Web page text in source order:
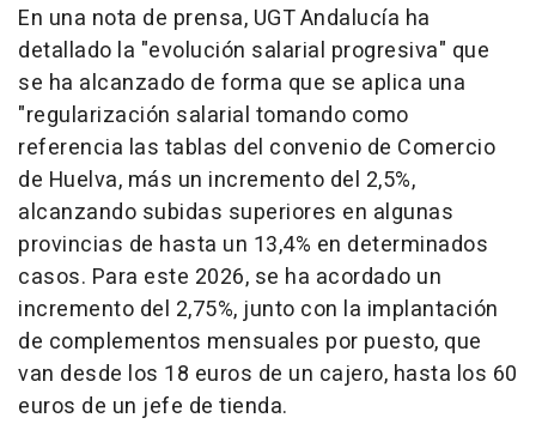
En una nota de prensa, UGT Andalucía ha
detallado la "evolución salarial progresiva" que
se ha alcanzado de forma que se aplica una
"regularización salarial tomando como
referencia las tablas del convenio de Comercio
de Huelva, más un incremento del 2,5%,
alcanzando subidas superiores en algunas
provincias de hasta un 13,4% en determinados
casos. Para este 2026, se ha acordado un
incremento del 2,75%, junto con la implantación
de complementos mensuales por puesto, que
van desde los 18 euros de un cajero, hasta los 60
euros de un jefe de tienda.